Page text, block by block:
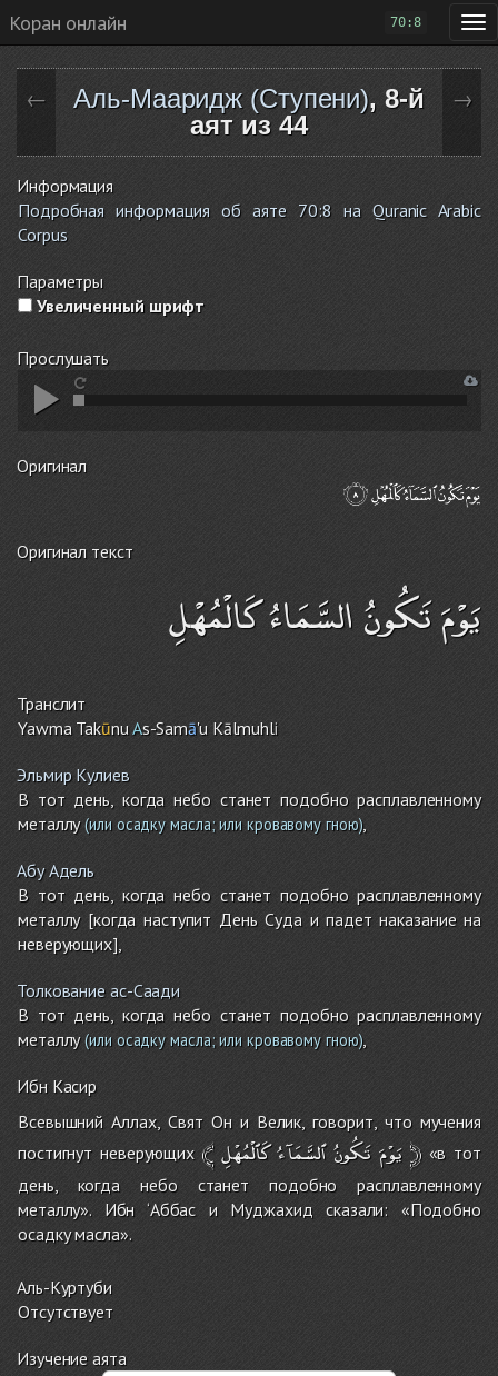
Коран онлайн 70:8
← Аль-Мааридж (Ступени), 8-й
аят из 44
→
Информация
Подробная информация об аяте 70:8 на Quranic Arabic
Corpus
Параметры
Увеличенный шрифт
Прослушать
Оригинал
Оригинал текст
يَوْمَ تَكُونُ السَّمَاءُ كَالْمُهْلِ
Транслит
Yawma TakūnuAs-Samā'u Kālmuhli
Эльмир Кулиев
В тот день, когда небо станет подобно расплавленному
металлу(или осадку масла; или кровавому гною),
Абу Адель
В тот день, когда небо станет подобно расплавленному
металлу [когда наступит День Суда и падет наказание на
неверующих],
Толкование ас-Саади
В тот день, когда небо станет подобно расплавленному
металлу(или осадку масла; или кровавому гною),
Ибн Касир
Всевышний Аллах, Свят Он и Велик, говорит, что мучения
постигнут неверующих ﴾ يَوْمَتَكُونُ ٱلسَّمَآءُكَٱلْمُهْلِ ﴿«в тот
день, когда небо станет подобно расплавленному
металлу». Ибн ‘Аббас и Муджахид сказали: «Подобно
осадку масла».
Аль-Куртуби
Отсутствует
Изучение аята